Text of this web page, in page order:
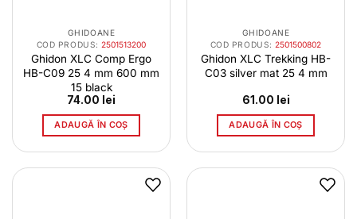
GHIDOANE
COD PRODUS:2501513200
Ghidon XLC Comp Ergo
HB-C09 25 4 mm 600 mm
15 black
74.00 lei
ADAUGĂ ÎN COȘ
GHIDOANE
COD PRODUS:2501500802
Ghidon XLC Trekking HB-
C03 silver mat 25 4 mm
61.00 lei
ADAUGĂ ÎN COȘ